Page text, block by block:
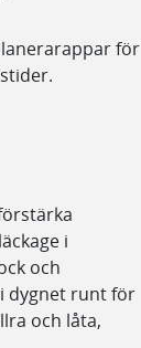
för
i
och
dygnet runt för
och låta,